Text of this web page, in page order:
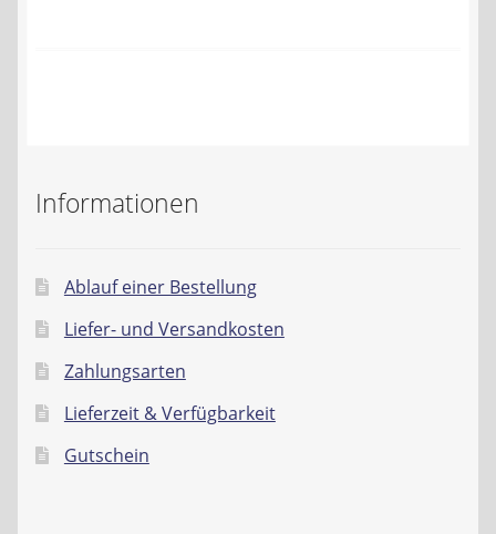
Datenschutzerklärung
Informationen
Ablauf einer Bestellung
Liefer- und Versandkosten
Zahlungsarten
Lieferzeit & Verfügbarkeit
Gutschein